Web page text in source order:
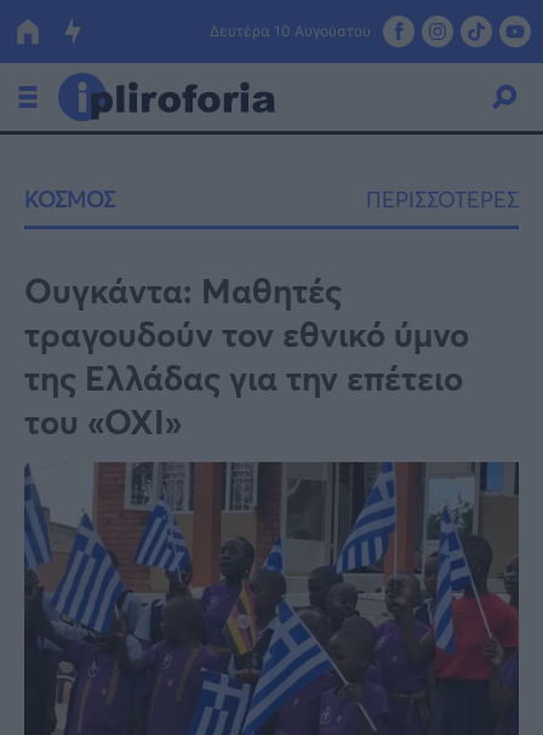
Δευτέρα 10 Αυγούστου
Οικονομία
Πολιτική
Τράπεζες
Επιδοτήσεις
Κόσμος
Lifestyle
Αθλητικά
Υγεία
Γυναίκα
Καιρός
ΚΟΣΜΟΣ ΠΕΡΙΣΣΟΤΕΡΕΣ
Ουγκάντα: Μαθητές
τραγουδούν τον εθνικό ύμνο
της Ελλάδας για την επέτειο
του «ΟΧΙ»